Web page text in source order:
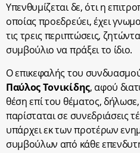
Υπενθυμίζεται δε, ότι η
οποίας προεδρεύει, έχει
τις τρεις περιπτώσεις,
συμβούλιο να πράξει το ίδιο.
Ο επικεφαλής του
Παύλος Τονικίδης, αφού
θέση επί του θέματος,
παρίσταται σε συνεδριάσεις
υπάρχει εκ των προτέρων
συμβούλων από κάθε